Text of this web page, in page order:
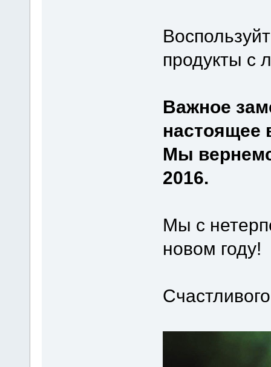
продукты с
Важное
настоящее
Мы
2016.
Мы с
новом году!